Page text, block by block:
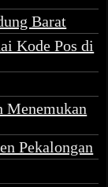
Barat
Kode Pos di
Menemukan
Pekalongan